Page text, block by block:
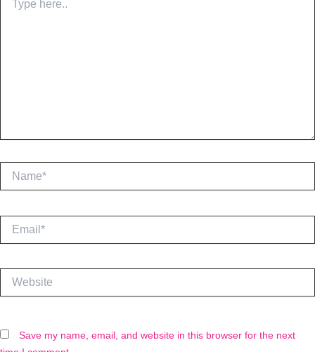
here..
Name*
Website
Save my name, email, and website in this browser for the next